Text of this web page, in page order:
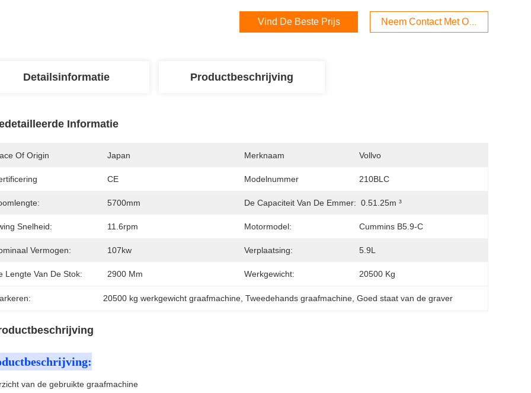
Vind De Beste Prijs Neem Contact Met Ons Op
Detailsinformatie Productbeschrijving
Informatie
Of Origin Japan Merknaam Vollvo
CE Modelnummer 210BLC
5700mm De Capaciteit Van De Emmer: 0.51.25m ³
Snelheid: 11.6rpm Motormodel: Cummins B5.9-C
Vermogen: 107kw Verplaatsing: 5.9L
Lengte Van De Stok: 2900 Mm Werkgewicht: 20500 Kg
20500 kg werkgewicht graafmachine , Tweedehands graafmachine , Goed staat van de graver
van de gebruikte graafmachine